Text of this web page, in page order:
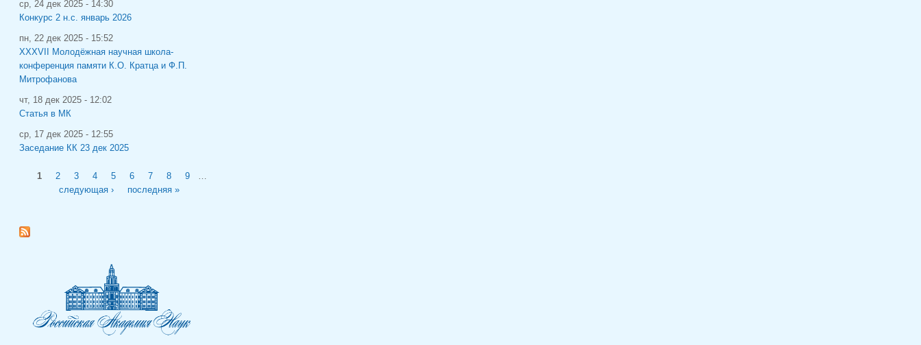
ср, 24 дек 2025 - 14:30
Конкурс 2 н.с. январь 2026
пн, 22 дек 2025 - 15:52
XXXVII Молодёжная научная школа-
конференция памяти К.О. Кратца и Ф.П.
Митрофанова
чт, 18 дек 2025 - 12:02
Статья в МК
ср, 17 дек 2025 - 12:55
Заседание КК 23 дек 2025
Страницы
1 2 3 4 5 6 7 8 9
следующая ›
последняя »